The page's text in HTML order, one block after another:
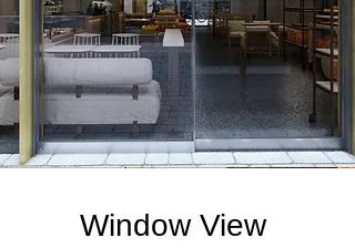
Window View